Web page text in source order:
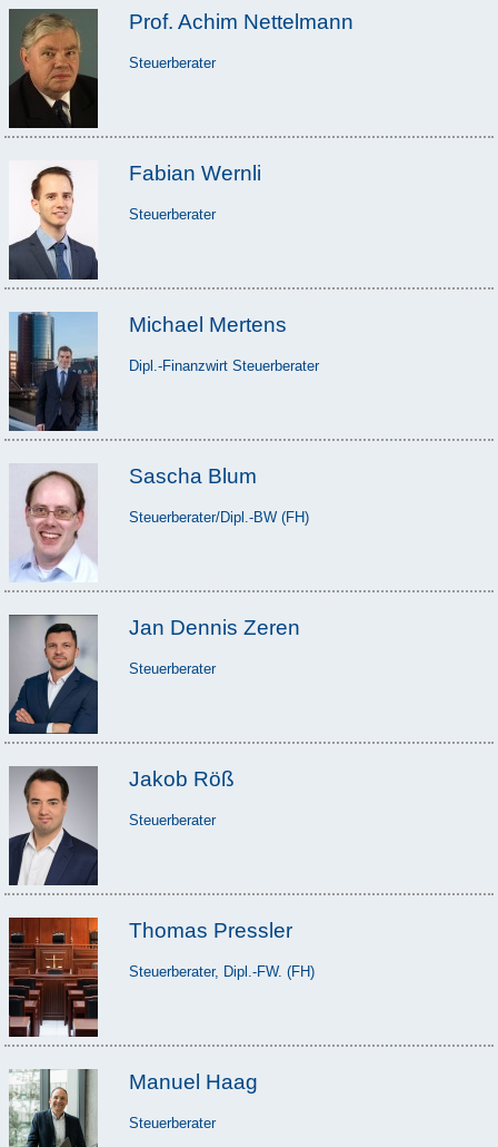
Prof. Achim Nettelmann
Steuerberater
Fabian Wernli
Steuerberater
Michael Mertens
Dipl.-Finanzwirt Steuerberater
Sascha Blum
Steuerberater/Dipl.-BW (FH)
Jan Dennis Zeren
Steuerberater
Jakob Röß
Steuerberater
Thomas Pressler
Steuerberater, Dipl.-FW. (FH)
Manuel Haag
Steuerberater